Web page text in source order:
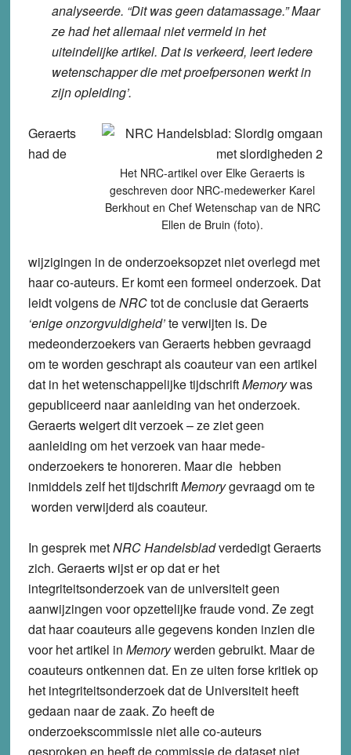
analyseerde. “Dit was geen datamassage.” Maar
ze had het allemaal niet vermeld in het
uiteindelijke artikel. Dat is verkeerd, leert iedere
wetenschapper die met proefpersonen werkt in
zijn opleiding’.
Het NRC-artikel over Elke Geraerts is
geschreven door NRC-medewerker Karel
Berkhout en Chef Wetenschap van de NRC
Ellen de Bruin (foto).
Geraerts
had de
wijzigingen in de onderzoeksopzet niet overlegd met
haar co-auteurs. Er komt een formeel onderzoek. Dat
leidt volgens deNRCtot de conclusie dat Geraerts
‘enige onzorgvuldigheid’te verwijten is. De
medeonderzoekers van Geraerts hebben gevraagd
om te worden geschrapt als coauteur van een artikel
dat in het wetenschappelijke tijdschriftMemorywas
gepubliceerd naar aanleiding van het onderzoek.
Geraerts weigert dit verzoek – ze ziet geen
aanleiding om het verzoek van haar mede-
onderzoekers te honoreren. Maar die hebben
inmiddels zelf het tijdschriftMemorygevraagd om te
worden verwijderd als coauteur.
In gesprek metNRC Handelsbladverdedigt Geraerts
zich. Geraerts wijst er op dat er het
integriteitsonderzoek van de universiteit geen
aanwijzingen voor opzettelijke fraude vond. Ze zegt
dat haar coauteurs alle gegevens konden inzien die
voor het artikel in Memorywerden gebruikt. Maar de
coauteurs ontkennen dat. En ze uiten forse kritiek op
het integriteitsonderzoek dat de Universiteit heeft
gedaan naar de zaak. Zo heeft de
onderzoekscommissie niet alle co-auteurs
gesproken en heeft de commissie de dataset niet